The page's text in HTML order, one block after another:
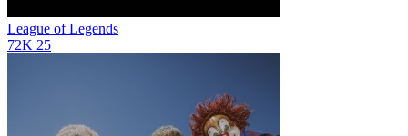
League of Legends
72K 25